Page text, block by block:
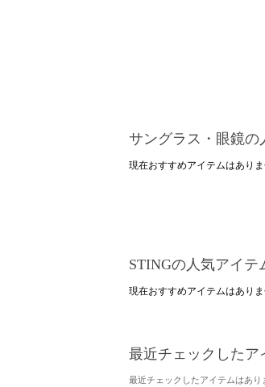
サングラス・眼鏡の
現在おすすめアイテムはありま
STINGの人気アイテ
現在おすすめアイテムはありま
最近チェックしたア
最近チェックしたアイテムはあり